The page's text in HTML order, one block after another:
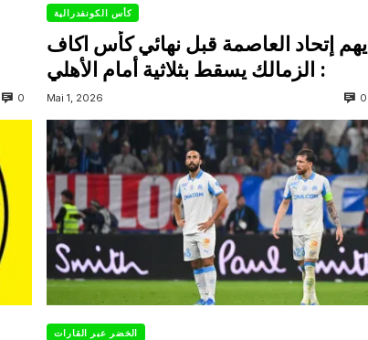
0
كأس الكونفدرالية
يهم إتحاد العاصمة قبل نهائي كأس اكاف
Mai 1, 2026 0
الخضر عبر القارات